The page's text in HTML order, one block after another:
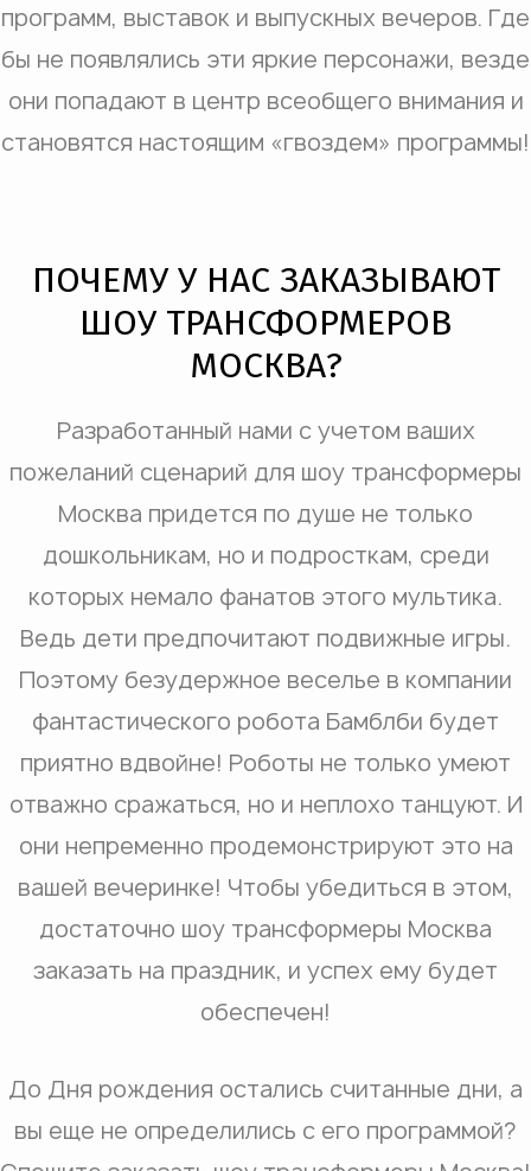
программ, выставок и выпускных вечеров. Где
бы не появлялись эти яркие персонажи, везде
они попадают в центр всеобщего внимания и
становятся настоящим «гвоздем» программы!
ПОЧЕМУ У НАС ЗАКАЗЫВАЮТ
ШОУ ТРАНСФОРМЕРОВ
МОСКВА?
Разработанный нами с учетом ваших
пожеланий сценарий для шоу трансформеры
Москва придется по душе не только
дошкольникам, но и подросткам, среди
которых немало фанатов этого мультика.
Ведь дети предпочитают подвижные игры.
Поэтому безудержное веселье в компании
фантастического робота Бамблби будет
приятно вдвойне! Роботы не только умеют
отважно сражаться, но и неплохо танцуют. И
они непременно продемонстрируют это на
вашей вечеринке! Чтобы убедиться в этом,
достаточно шоу трансформеры Москва
заказать на праздник, и успех ему будет
обеспечен!
До Дня рождения остались считанные дни, а
вы еще не определились с его программой?